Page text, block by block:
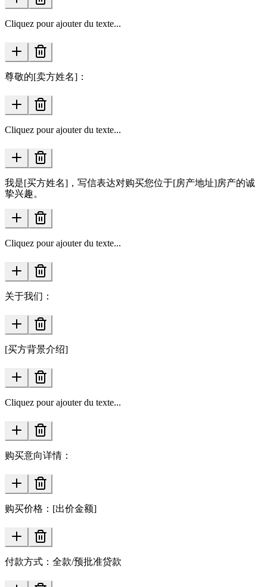
Cliquez pour ajouter du texte...
尊敬的[卖方姓名]：
Cliquez pour ajouter du texte...
我是[买方姓名]，写信表达对购买您位于[房产地址]房产的诚
挚兴趣。
Cliquez pour ajouter du texte...
关于我们：
[买方背景介绍]
Cliquez pour ajouter du texte...
购买意向详情：
购买价格：[出价金额]
付款方式：全款/预批准贷款